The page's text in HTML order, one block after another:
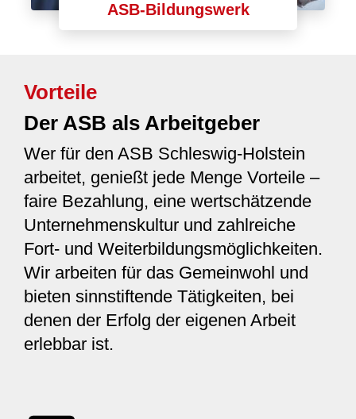
ASB-Bildungswerk
Vorteile
Der ASB als Arbeitgeber
Wer für den ASB Schleswig-Holstein
arbeitet, genießt jede Menge Vorteile –
faire Bezahlung, eine wertschätzende
Unternehmenskultur und zahlreiche
Fort- und Weiterbildungsmöglichkeiten.
Wir arbeiten für das Gemeinwohl und
bieten sinnstiftende Tätigkeiten, bei
denen der Erfolg der eigenen Arbeit
erlebbar ist.